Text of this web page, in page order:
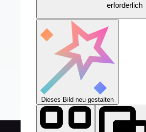
erforderlich
Dieses Bild neu gestalten